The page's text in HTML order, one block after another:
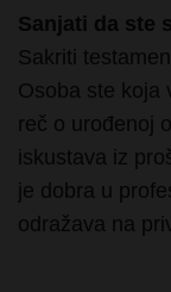
Osoba ste koja
reč o urođenoj
iskustava iz
je dobra u
odražava na